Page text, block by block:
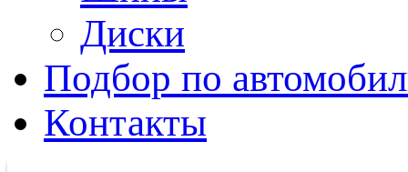
Диски
Подбор по
Контакты